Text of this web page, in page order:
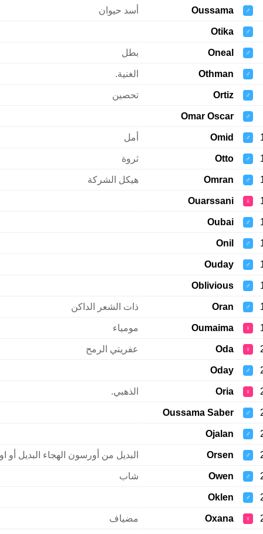
♂
Oussama أسد حيوان
♂
Otika
♂
Oneal بطل
♂
Othman الغنية.
♂
Ortiz تحصين
♂
Omar Oscar
♂
Omid أمل
♂
Otto ثروة
♂
Omran هيكل الشركة
♀
Ouarssani
♂
Oubai
♂
Onil
♂
Ouday
♂
Oblivious
♂
Oran ذات الشعر الداكن
♀
Oumaima مومياء
♀
Oda عفريتي الرمح
♂
Oday
♀
Oria الذهبي.
♂
Oussama Saber
♂
Ojalan
♂
Orsen البديل من أورسون الهجاء البديل أو
♂
Owen شاب
♂
Oklen
♀
Oxana مضياف